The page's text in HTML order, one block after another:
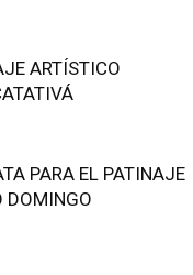
ARTÍSTICO
PARA EL PATINAJE
DOMINGO